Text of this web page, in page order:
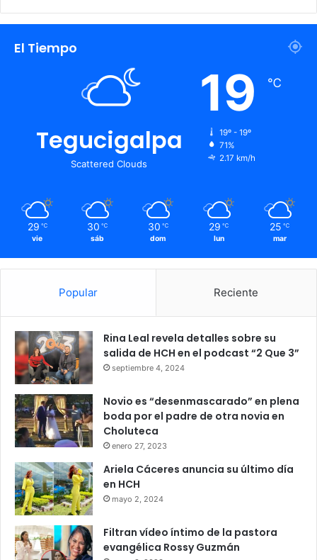
El Tiempo
Tegucigalpa
Scattered Clouds
19 ℃
19º - 19º
71%
2.17 km/h
29 ℃
vie
30 ℃
sáb
30 ℃
dom
29 ℃
lun
25 ℃
mar
Popular Reciente
Rina Leal revela detalles sobre su
salida de HCH en el podcast “2 Que 3”
septiembre 4, 2024
Novio es “desenmascarado” en plena
boda por el padre de otra novia en
Choluteca
enero 27, 2023
Ariela Cáceres anuncia su último día
en HCH
mayo 2, 2024
Filtran vídeo íntimo de la pastora
evangélica Rossy Guzmán